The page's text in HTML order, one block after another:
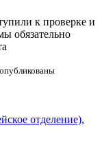
к проверке и
обязательно
отделение),